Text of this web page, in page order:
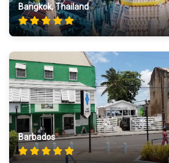
Bangkok, Thailand
Barbados